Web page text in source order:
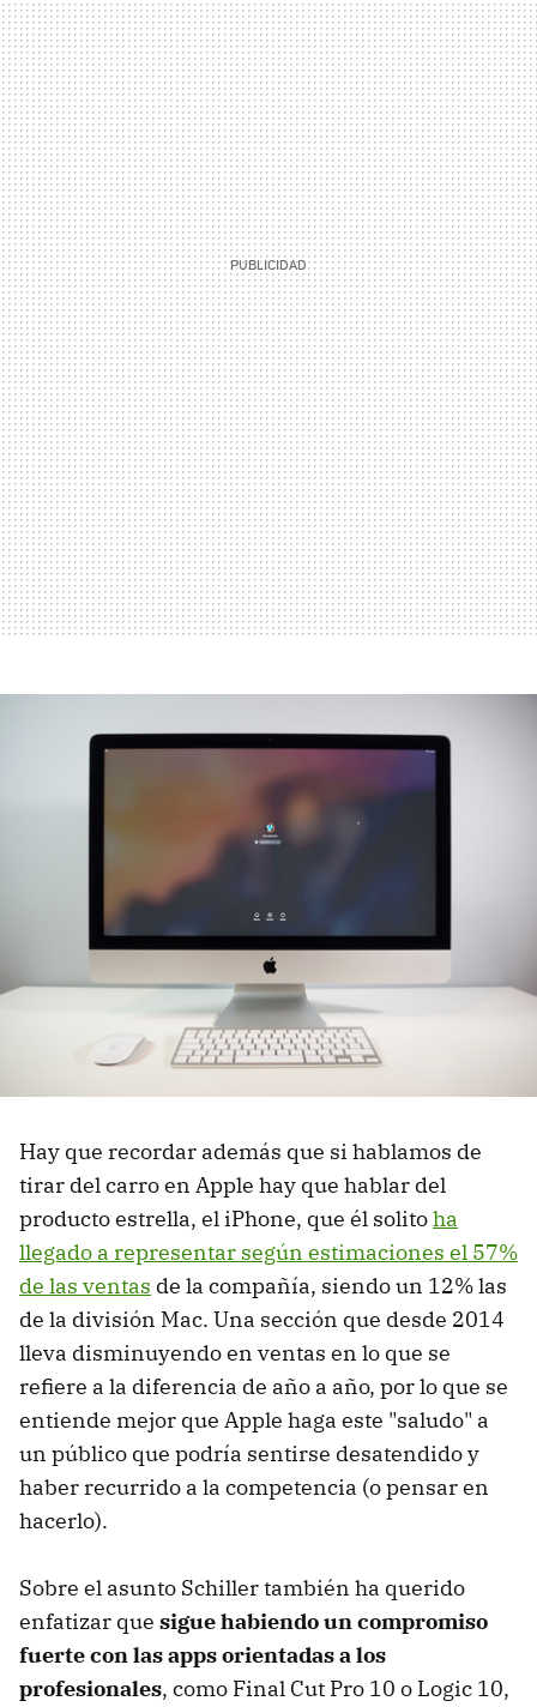
Hay que recordar además que si hablamos de
tirar del carro en Apple hay que hablar del
producto estrella, el iPhone, que él solitoha
llegado a representar según estimaciones el 57%
de las ventas de la compañía, siendo un 12% las
de la división Mac. Una sección que desde 2014
lleva disminuyendo en ventas en lo que se
refiere a la diferencia de año a año, por lo que se
entiende mejor que Apple haga este "saludo" a
un público que podría sentirse desatendido y
haber recurrido a la competencia (o pensar en
hacerlo).
Sobre el asunto Schiller también ha querido
enfatizar que sigue habiendo un compromiso
fuerte con las apps orientadas a los
profesionales, como Final Cut Pro 10 o Logic 10,